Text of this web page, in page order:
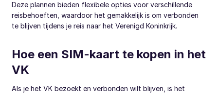
Deze plannen bieden flexibele opties voor verschillende
reisbehoeften, waardoor het gemakkelijk is om verbonden
te blijven tijdens je reis naar het Verenigd Koninkrijk.
Hoe een SIM-kaart te kopen in het
VK
Als je het VK bezoekt en verbonden wilt blijven, is het